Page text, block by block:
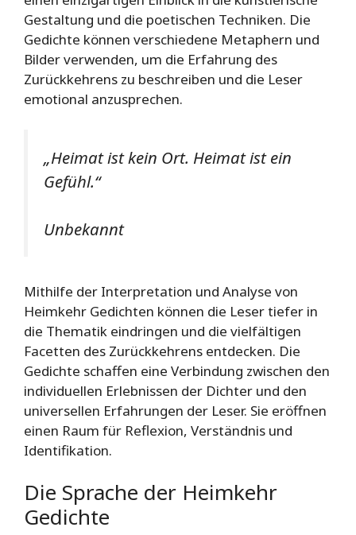
Gestaltung und die poetischen Techniken. Die
Gedichte können verschiedene Metaphern und
Bilder verwenden, um die Erfahrung des
Zurückkehrens zu beschreiben und die Leser
emotional anzusprechen.
„Heimat ist kein Ort. Heimat ist ein
Gefühl.“
Unbekannt
Mithilfe der Interpretation und Analyse von
Heimkehr Gedichten können die Leser tiefer in
die Thematik eindringen und die vielfältigen
Facetten des Zurückkehrens entdecken. Die
Gedichte schaffen eine Verbindung zwischen den
individuellen Erlebnissen der Dichter und den
universellen Erfahrungen der Leser. Sie eröffnen
einen Raum für Reflexion, Verständnis und
Identifikation.
Die Sprache der Heimkehr
Gedichte